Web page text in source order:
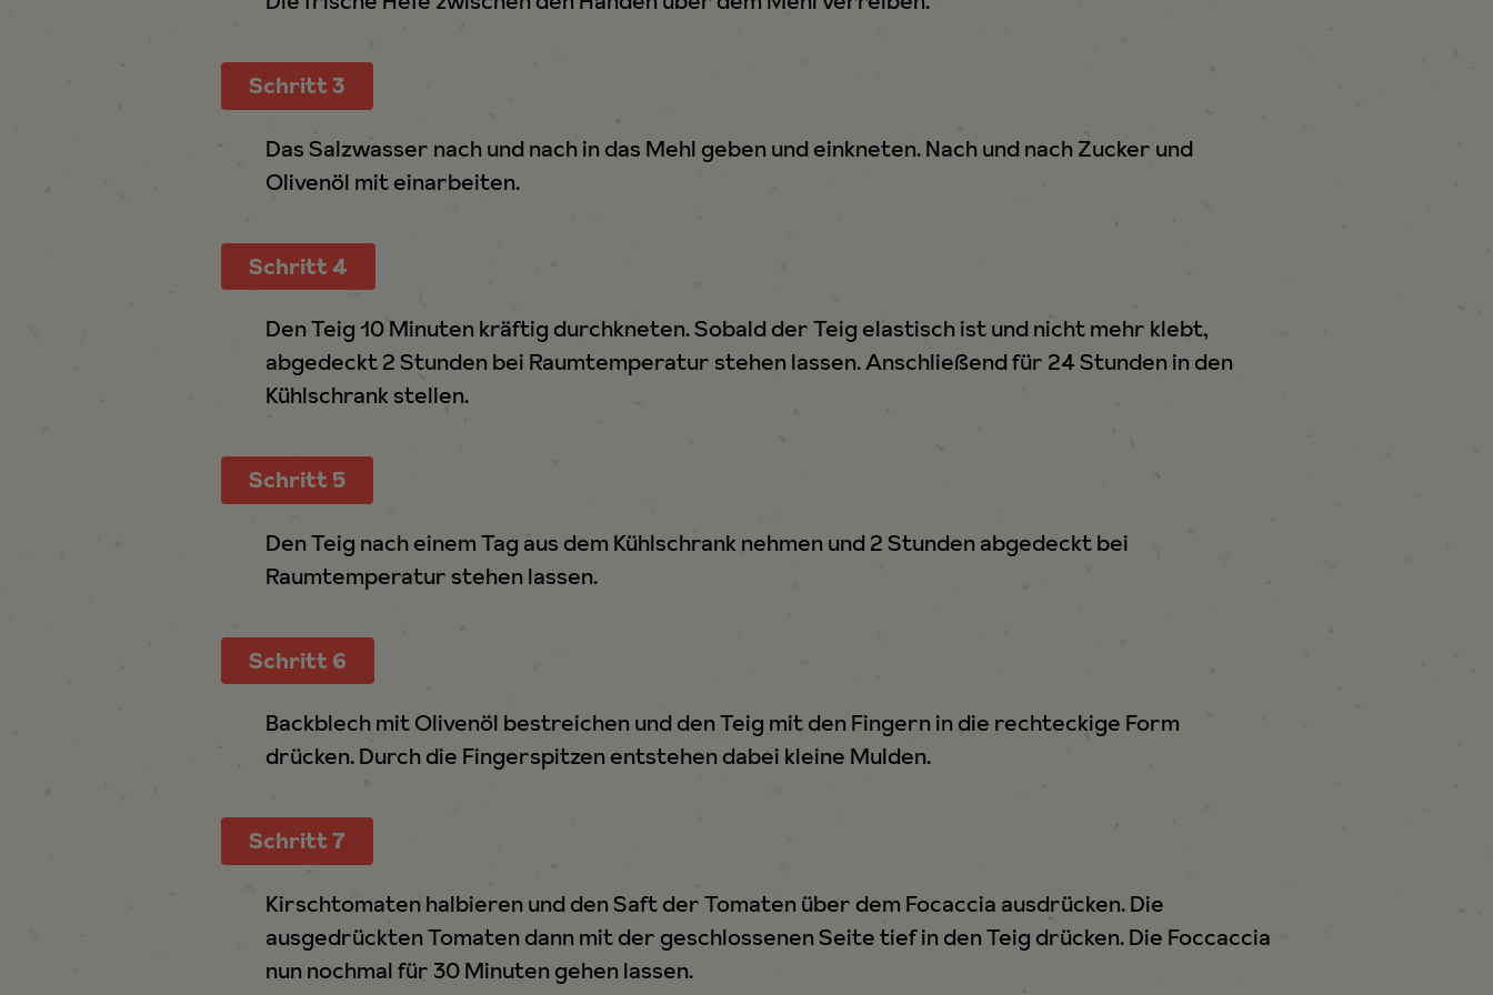
Schritt 3
Das Salzwasser nach und nach in das Mehl geben und einkneten. Nach und nach Zucker und
Olivenöl mit einarbeiten.
Schritt 4
Den Teig 10 Minuten kräftig durchkneten. Sobald der Teig elastisch ist und nicht mehr klebt,
abgedeckt 2 Stunden bei Raumtemperatur stehen lassen. Anschließend für 24 Stunden in den
Kühlschrank stellen.
Schritt 5
Den Teig nach einem Tag aus dem Kühlschrank nehmen und 2 Stunden abgedeckt bei
Raumtemperatur stehen lassen.
Schritt 6
Backblech mit Olivenöl bestreichen und den Teig mit den Fingern in die rechteckige Form
drücken. Durch die Fingerspitzen entstehen dabei kleine Mulden.
Schritt 7
Kirschtomaten halbieren und den Saft der Tomaten über dem Focaccia ausdrücken. Die
ausgedrückten Tomaten dann mit der geschlossenen Seite tief in den Teig drücken. Die Foccaccia
nun nochmal für 30 Minuten gehen lassen.